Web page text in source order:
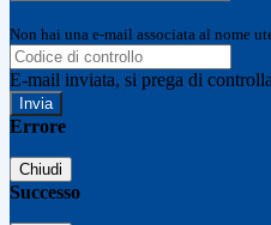
Non hai una e-mail associata al nome
E-mail inviata, si prega di
Errore
Chiudi
Successo